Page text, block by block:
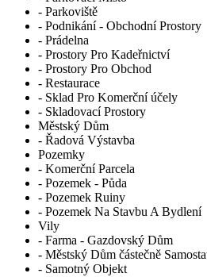
- Parkoviště
- Podnikání - Obchodní Prostory
- Prádelna
- Prostory Pro Kadeřnictví
- Prostory Pro Obchod
- Restaurace
- Sklad Pro Komerční účely
- Skladovací Prostory
Městský Dům
- Řadová Výstavba
Pozemky
- Komerční Parcela
- Pozemek - Půda
- Pozemek Ruiny
- Pozemek Na Stavbu A Bydlení
Vily
- Farma - Gazdovský Dům
- Městský Dům částečně
- Samotný Objekt